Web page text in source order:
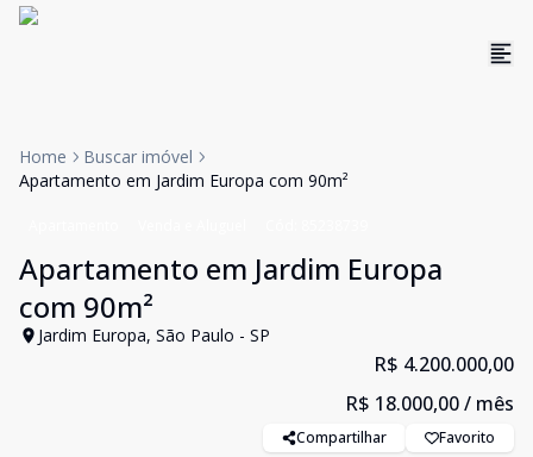
Home
Buscar imóvel
Apartamento em Jardim Europa com 90m²
Apartamento em Jardim Europa
com 90m²
Jardim Europa, São Paulo - SP
R$ 4.200.000,00
R$ 18.000,00/ mês
Compartilhar Favorito